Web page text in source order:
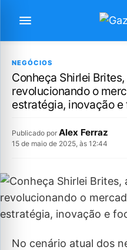
NEGÓCIOS
Conheça Shirlei
revolucionando o
estratégia, inovação
Publicado por Alex Ferraz
15 de maio de 2025, às 12:44
No cenário atual dos